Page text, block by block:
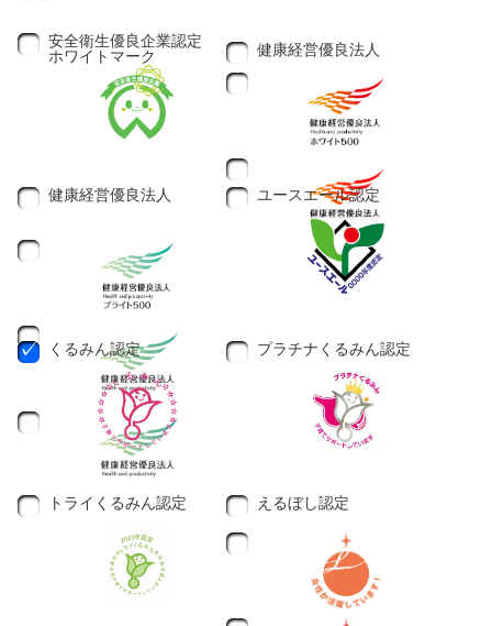
安全衛生優良企業認定
ホワイトマーク 健康経営優良法人
健康経営優良法人 ユースエール認定
くるみん認定 プラチナくるみん認定
トライくるみん認定 えるぼし認定